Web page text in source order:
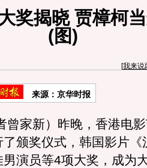
奖揭晓 贾樟柯
(图)
[我来说
来源：京华时报
家新）昨晚，香港电影
颁奖仪式，韩国影片《
演员等4项大奖，成为